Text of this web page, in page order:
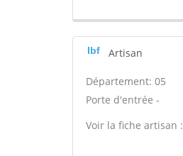
Ibf Artisan
Département: 05
Porte d'entrée -
Voir la fiche artisan :